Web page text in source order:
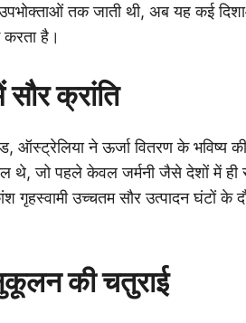
तक जाती थी, अब यह कई
करता है।
क्रांति
ऑस्ट्रेलिया ने ऊर्जा वितरण के
थे, जो पहले केवल जर्मनी जैसे देशों में
गृहस्वामी उच्चतम सौर उत्पादन घंटों के
की चतुराई